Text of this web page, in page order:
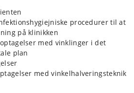
procedurer til at
på klinikken
med vinklinger i det
plan
med vinkelhalveringsteknik